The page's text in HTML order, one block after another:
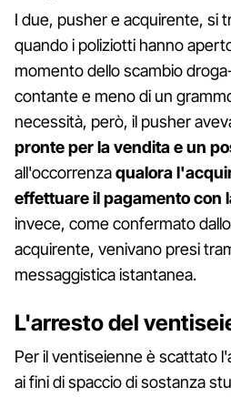
I due, pusher e acquirente, si
quando i poliziotti hanno
momento dello scambio
contante e meno di un
necessità, però, il pusher
pronte per la vendita e un
all'occorrenzaqualora
effettuare il pagamento con
invece, come confermato
acquirente, venivano presi
messaggistica istantanea.
L'arresto del
Per il ventiseienne è scattato
ai fini di spaccio di sostanza